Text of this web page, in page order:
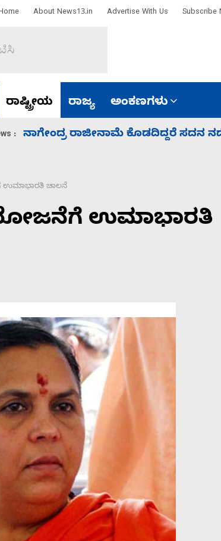
About News13.in Advertise With Us Subscribe
ರಾಷ್ಟ್ರೀಯ ರಾಜ್ಯ ಅಂಕಣಗಳು
: ಸಚಿವ ಸಂಪುಟ ವಿಸ್ತರಣೆ ಮಾಡಿದ್ದು ಹಣಬಲ
ಉಮಾಭಾರತಿ ಚಾಲನೆ
ಯೋಜನೆಗೆ ಉಮಾಭಾರತಿ